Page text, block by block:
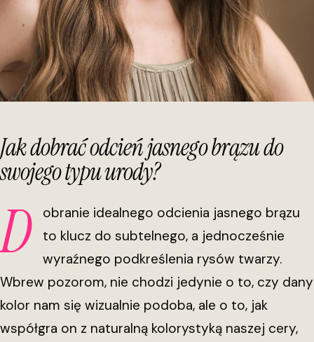
Jak dobrać odcień jasnego brązu do
swojego typu urody?
D
obranie idealnego odcienia jasnego brązu
to klucz do subtelnego, a jednocześnie
wyraźnego podkreślenia rysów twarzy.
Wbrew pozorom, nie chodzi jedynie o to, czy dany
kolor nam się wizualnie podoba, ale o to, jak
współgra on z naturalną kolorystyką naszej cery,